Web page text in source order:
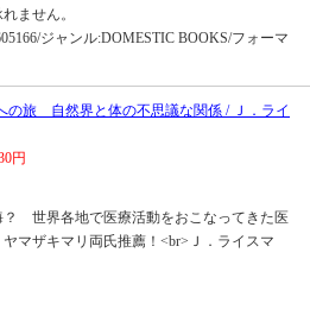
ません。
ジャンル:DOMESTIC BOOKS/フォーマ
の旅 自然界と体の不思議な関係 / Ｊ．ライ
円
？ 世界各地で医療活動をおこなってきた医
マザキマリ両氏推薦！<br>Ｊ．ライスマ